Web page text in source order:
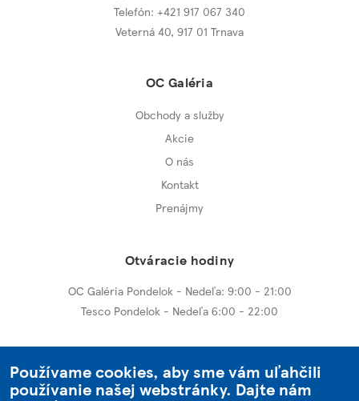
Telefón: +421 917 067 340
Veterná 40, 917 01 Trnava
OC Galéria
Obchody a služby
Akcie
O nás
Kontakt
Prenájmy
Otváracie hodiny
OC Galéria Pondelok - Nedeľa: 9:00 - 21:00
Tesco Pondelok - Nedeľa 6:00 - 22:00
OC Galéria Nitra
Používame cookies, aby sme vám uľahčili
používanie našej webstránky. Dajte nám